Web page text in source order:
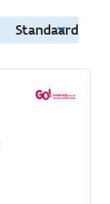
Standaard